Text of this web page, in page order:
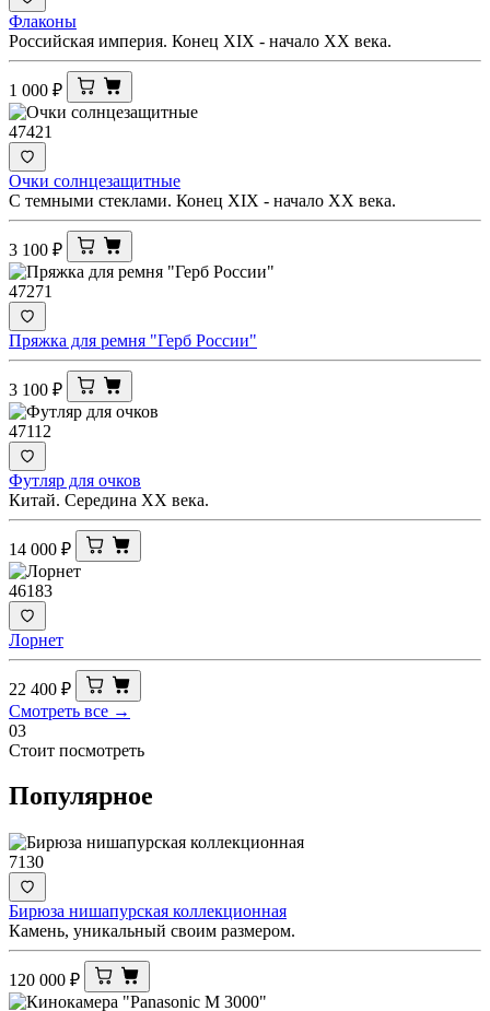
Флаконы
Российская империя. Конец XIX - начало XX века.
1 000 ₽
47421
Очки солнцезащитные
С темными стеклами. Конец XIX - начало ХХ века.
3 100 ₽
47271
Пряжка для ремня "Герб России"
3 100 ₽
47112
Футляр для очков
Китай. Середина ХХ века.
14 000 ₽
46183
Лорнет
22 400 ₽
Смотреть все →
03
Стоит посмотреть
Популярное
7130
Бирюза нишапурская коллекционная
Камень, уникальный своим размером.
120 000 ₽